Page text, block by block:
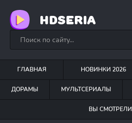
HDSERIA
ГЛАВНАЯ НОВИНКИ 2026
ДОРАМЫ МУЛЬТСЕРИАЛЫ
ВЫ СМОТРЕЛИ